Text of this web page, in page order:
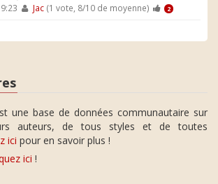
Jac(1 vote, 8/10 de moyenne) 2
une base de données communautaire sur
auteurs, de tous styles et de toutes
ici pour en savoir plus !
ici !